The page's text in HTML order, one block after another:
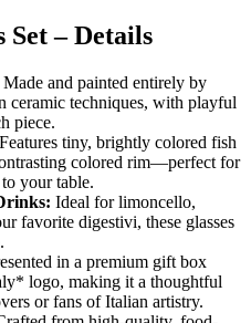
Set – Details
Made and painted entirely by
ceramic techniques, with playful
piece.
Features tiny, brightly colored fish
colored rim—perfect for
your table.
Ideal for limoncello,
favorite digestivi, these glasses
in a premium gift box
logo, making it a thoughtful
or fans of Italian artistry.